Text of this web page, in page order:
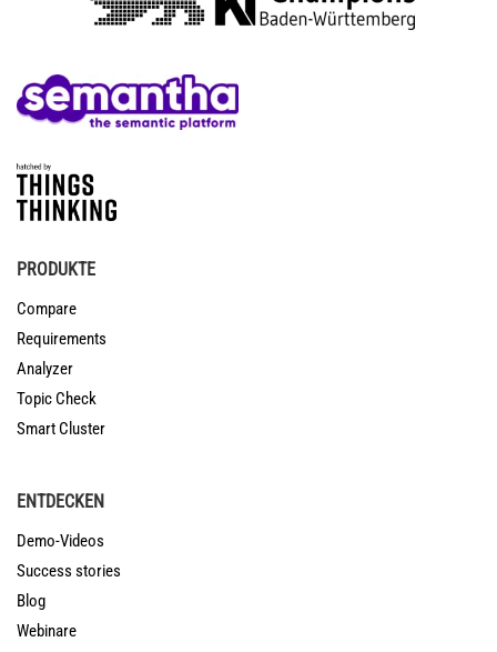
PRODUKTE
Compare
Requirements
Analyzer
Topic Check
Smart Cluster
ENTDECKEN
Demo-Videos
Success stories
Blog
Webinare